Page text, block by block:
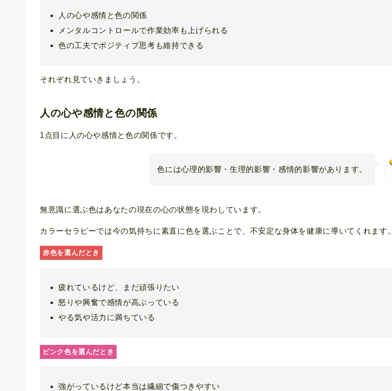
人の心や感情と色の関係
メンタルコントロールで作業効率も上げられる
色の工夫でポジティブ思考も維持できる
それぞれ見ていきましょう。
人の心や感情と色の関係
1点目に人の心や感情と色の関係です。
色には心理的影響・生理的影響・感情的影響があります。
無意識に選ぶ色はあなたの現在の心の状態を現わしています。
カラーセラピーでは今の気持ちに素直に色を選ぶことで、不安定な身体を健康に導いてくれます。
赤色を選んだとき
疲れているけど、まだ頑張りたい
怒りや興奮で感情が高ぶっている
やる気や活力に満ちている
ピンク色を選んだとき
強がっているけど本当は繊細で傷つきやすい